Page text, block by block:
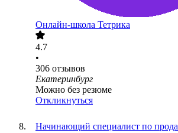
Онлайн-школа Тетрика
4.7
•
306 отзывов
Екатеринбург
Можно без резюме
Откликнуться
Начинающий специалист по